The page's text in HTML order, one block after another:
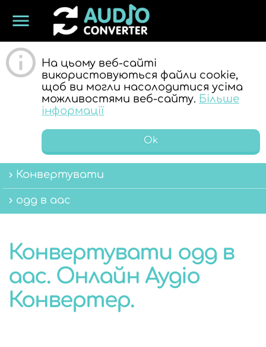
menu
ОНЛАЙН
АУДІО
КОНВЕРТЕР
На цьому веб-сайті
використовуються файли cookie,
щоб ви могли насолодитися усіма
можливостями веб-сайту. Більше
інформації
Ok
Конвертувати
ogg в aac
Конвертувати ogg в
aac. Онлайн Аудіо
Конвертер.